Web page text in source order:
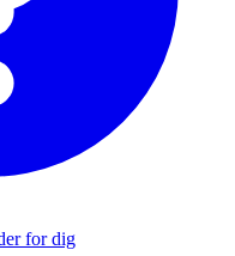
for dig